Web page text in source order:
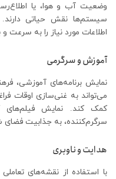
وضعیت آب و هوا، یا
سیستم‌ها نقش حیاتی دارند.
اطلاعات مورد نیاز را به سرعت
آموزش و سرگرمی
نمایش برنامه‌های آموزشی،
می‌تواند به غنی‌سازی اوقات
کمک کند. نمایش فیلم‌های
سرگرم‌کننده، به جذابیت فضای
هدایت و ناوبری
با استفاده از نقشه‌های